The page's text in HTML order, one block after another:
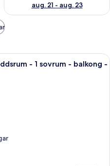
aug. 21 - aug. 23
Ett hotellrum med en stor säng, ett
- 1 sovrum - balkong -